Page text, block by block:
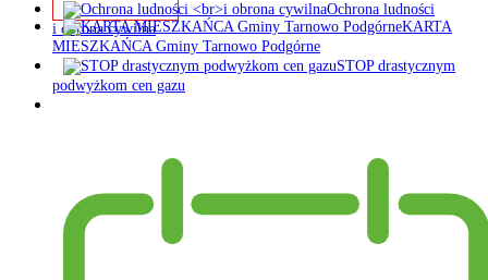
Ochrona ludności
i obrona cywilna
KARTA
MIESZKAŃCA Gminy Tarnowo Podgórne
STOP drastycznym
podwyżkom cen gazu